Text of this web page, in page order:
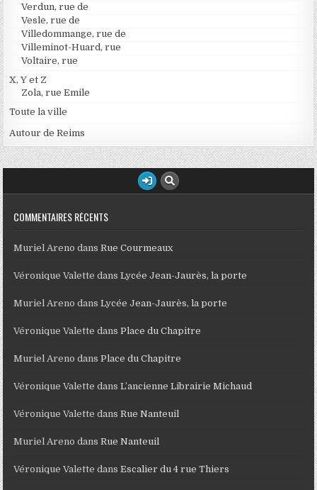
Verdun, rue de
Vesle, rue de
Villedommange, rue de
Villeminot-Huard, rue
Voltaire, rue
X, Y et Z
Zola, rue Emile
Toute la ville
Autour de Reims
COMMENTAIRES RÉCENTS
Muriel Areno dansRue Courmeaux
Véronique Valette dansLycée Jean-Jaurès, la porte
Muriel Areno dansLycée Jean-Jaurès, la porte
Véronique Valette dansPlace du Chapitre
Muriel Areno dansPlace du Chapitre
Véronique Valette dansL’ancienne Librairie Michaud
Véronique Valette dansRue Nanteuil
Muriel Areno dansRue Nanteuil
Véronique Valette dansEscalier du 4 rue Thiers